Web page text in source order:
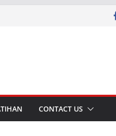
CONTACT US